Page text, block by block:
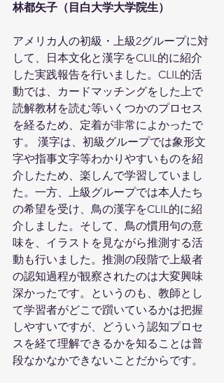
林都矢子（目白大学大学院生）​
アメリカ人の初級・上級2グループに対
して、日本文化と漢字をCLIL的に紹介
した実践報告を行いました。CLIL的活
動では、カードマッチングをした上で
読解教材を読む等いくつかのプロセス
を経るため、定着が非常によかったで
す。 漢字は、初級グループでは象形文
字や指事文字等わかりやすいものを紹
介したため、楽しんで学習していまし
た。一方、上級グループでは本人たち
の希望を受け、鳥の漢字をCLIL的に紹
介しました。そして、鳥の慣用句の意
味を、イラストを見ながら推測する活
動も行いました。推測の段階で上級者
の認知過程が観察されたのは大変興味
深かったです。というのも、教師とし
て学習者がどこで躓いているかは把握
しやすいですが、どういう認知プロセ
スを経て理解できるかを知ることは普
段なかなかできないことだからです。